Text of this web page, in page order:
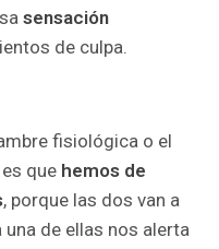
sensación
de culpa.
fisiológica o el
que hemos de
, porque las dos van a
de ellas nos alerta